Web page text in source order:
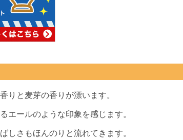
りと麦芽の香りが漂います。
エールのような印象を感じます。
しさもほんのりと流れてきます。